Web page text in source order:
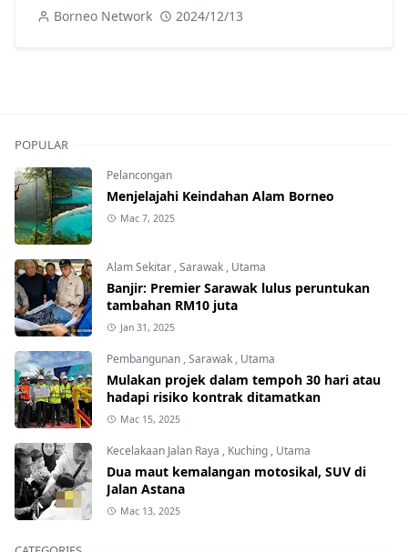
Borneo Network 2024/12/13
POPULAR
Pelancongan
Menjelajahi Keindahan Alam Borneo
Mac 7, 2025
Alam Sekitar ,Sarawak , Utama
Banjir: Premier Sarawak lulus peruntukan
tambahan RM10 juta
Jan 31, 2025
Pembangunan ,Sarawak , Utama
Mulakan projek dalam tempoh 30 hari atau
hadapi risiko kontrak ditamatkan
Mac 15, 2025
Kecelakaan Jalan Raya , Kuching , Utama
Dua maut kemalangan motosikal, SUV di
Jalan Astana
Mac 13, 2025